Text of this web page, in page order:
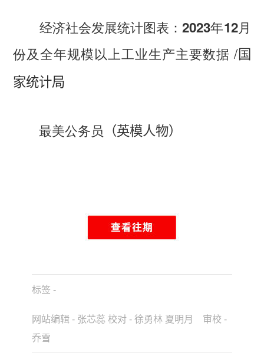
经济社会发展统计图表：2023年12月
份及全年规模以上工业生产主要数据 /国
家统计局
最美公务员 （英模人物）
标签 -
网站编辑 - 张芯蕊 校对 - 徐勇林 夏明月 审校 -
乔雪